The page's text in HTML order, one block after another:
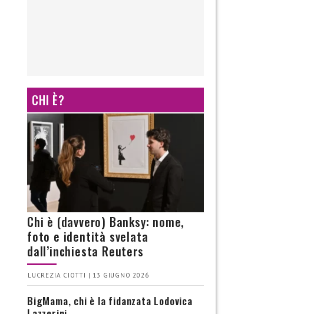
CHI È?
Chi è (davvero) Banksy: nome,
foto e identità svelata
dall’inchiesta Reuters
LUCREZIA CIOTTI | 13 GIUGNO 2026
BigMama, chi è la fidanzata Lodovica